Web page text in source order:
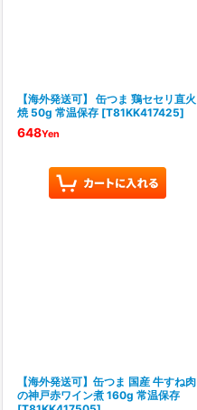
【海外発送可】 缶つま 鶏セセリ直火
焼 50g 常温保存 [T81KK417425]
648Yen
【海外発送可】缶つま 国産 牛すね肉
の神戸赤ワイン煮 160g 常温保存